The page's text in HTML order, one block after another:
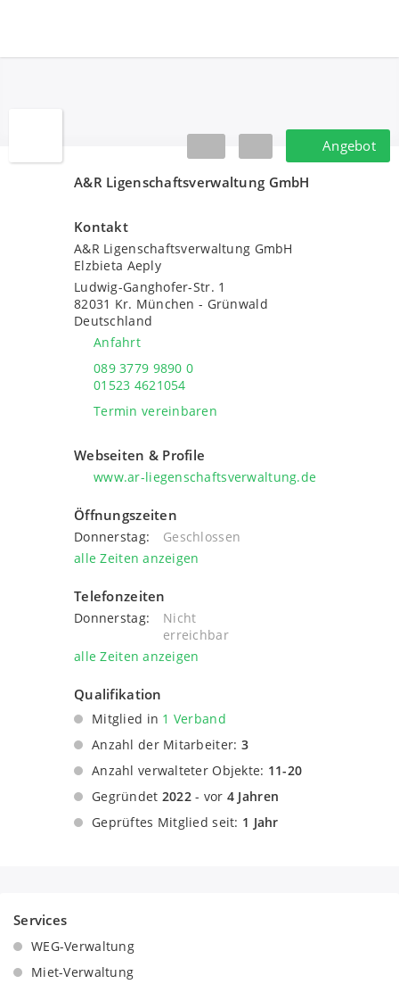
Angebot
A&R Ligenschaftsverwaltung GmbH
Kontakt
A&R Ligenschaftsverwaltung GmbH
Elzbieta Aeply
Ludwig-Ganghofer-Str. 1
82031 Kr. München - Grünwald
Deutschland
Anfahrt
089 3779 9890 0
01523 4621054
Termin vereinbaren
Webseiten & Profile
www.ar-liegenschaftsverwaltung.de
Öffnungszeiten
Donnerstag:
Geschlossen
alle Zeiten anzeigen
Telefonzeiten
Donnerstag:
Nicht
erreichbar
alle Zeiten anzeigen
Qualifikation
Mitglied in 1 Verband
Immobilienverband Deutschland IVD
Anzahl der Mitarbeiter: 3
Anzahl verwalteter Objekte: 11-20
Gegründet 2022- vor 4 Jahren
Geprüftes Mitglied seit: 1 Jahr
Services
WEG-Verwaltung
Miet-Verwaltung